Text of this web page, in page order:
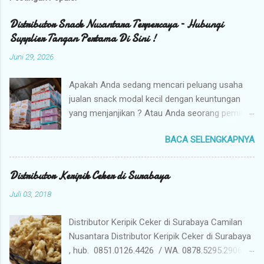
Distributor Snack Nusantara Terpercaya – Hubungi
Supplier Tangan Pertama Di Sini !
Juni 29, 2026
Apakah Anda sedang mencari peluang usaha
jualan snack modal kecil dengan keuntungan
yang menjanjikan ? Atau Anda seorang pemilik
tangan pertama dengan harga grosir camilan
kiloan termurah ? Camilan Nusantara hadir
sebagai jawaban atas kebutuhan bisnis Anda !
Kami adalah distributor snack nusantara
berkualitas premium langsung dari gudang
pusat (tangan pertama). Mengapa Memilih
Camilan Nusantara sebagai Mitra Bisnis Anda ?
BACA SELENGKAPNYA
Distributor Keripik Ceker di Surabaya
Juli 03, 2018
Distributor Keripik Ceker di Surabaya Camilan
Nusantara Distributor Keripik Ceker di Surabaya
, hub. 0851.0126.4426 / WA. 0878.5295.2906 /